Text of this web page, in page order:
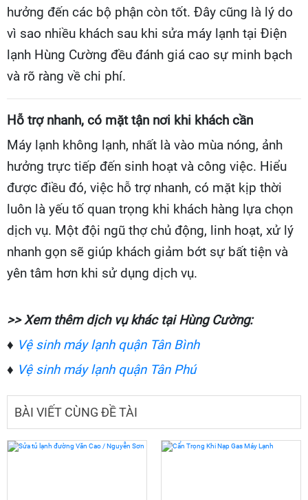
hưởng đến các bộ phận còn tốt. Đây cũng là lý do
vì sao nhiều khách sau khi sửa máy lạnh tại Điện
lạnh Hùng Cường đều đánh giá cao sự minh bạch
và rõ ràng về chi phí.
Hỗ trợ nhanh, có mặt tận nơi khi khách cần
Máy lạnh không lạnh, nhất là vào mùa nóng, ảnh
hưởng trực tiếp đến sinh hoạt và công việc. Hiểu
được điều đó, việc hỗ trợ nhanh, có mặt kịp thời
luôn là yếu tố quan trọng khi khách hàng lựa chọn
dịch vụ. Một đội ngũ thợ chủ động, linh hoạt, xử lý
nhanh gọn sẽ giúp khách giảm bớt sự bất tiện và
yên tâm hơn khi sử dụng dịch vụ.
>> Xem thêm dịch vụ khác tại Hùng Cường:
♦ Vệ sinh máy lạnh quận Tân Bình
♦ Vệ sinh máy lạnh quận Tân Phú
BÀI VIẾT CÙNG ĐỀ TÀI